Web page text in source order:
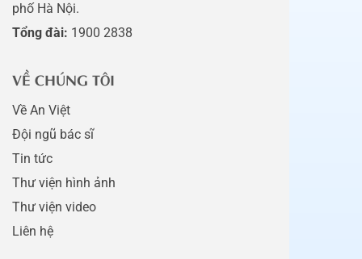
phố Hà Nội.
Tổng đài: 1900 2838
VỀ CHÚNG TÔI
Về An Việt
Đội ngũ bác sĩ
Tin tức
Thư viện hình ảnh
Thư viện video
Liên hệ